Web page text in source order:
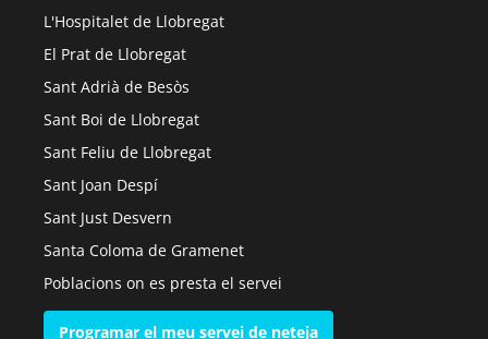
L'Hospitalet de Llobregat
El Prat de Llobregat
Sant Adrià de Besòs
Sant Boi de Llobregat
Sant Feliu de Llobregat
Sant Joan Despí
Sant Just Desvern
Santa Coloma de Gramenet
Poblacions on es presta el servei
Programar el meu servei de neteja